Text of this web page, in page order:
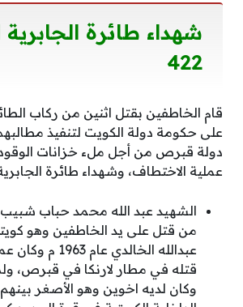
شهداء طائرة الجابرية
422
قام الخاطفين بقتل اثنين من ركاب
على حكومة دولة الكويت لتنفيذ
دولة قبرص من أجل ملء خزانات الوقود
عملية الاختطاف، وشهداء طائرة
الشهيد عبد الله محمد حباب شبيب
من قتل على يد الخاطفين وهو
قتله في مطار لارنكا في قبرص،
وكان لديه اخوين وهو الأصغر